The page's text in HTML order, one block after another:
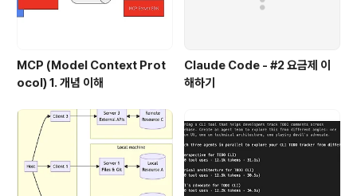
MCP (Model Context Prot
ocol) 1. 개념 이해
Claude Code - #2 요금제 이
해하기